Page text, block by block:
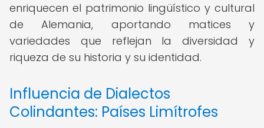
enriquecen el patrimonio lingüístico y cultural
de Alemania, aportando matices y
variedades que reflejan la diversidad y
riqueza de su historia y su identidad.
Influencia de Dialectos
Colindantes: Países Limítrofes